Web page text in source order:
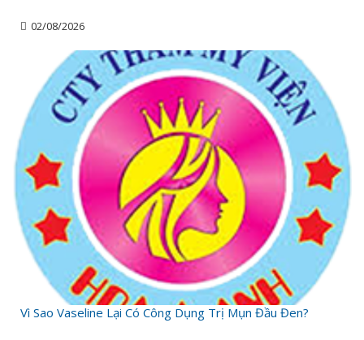
02/08/2026
Vì Sao Vaseline Lại Có Công Dụng Trị Mụn Đầu Đen?